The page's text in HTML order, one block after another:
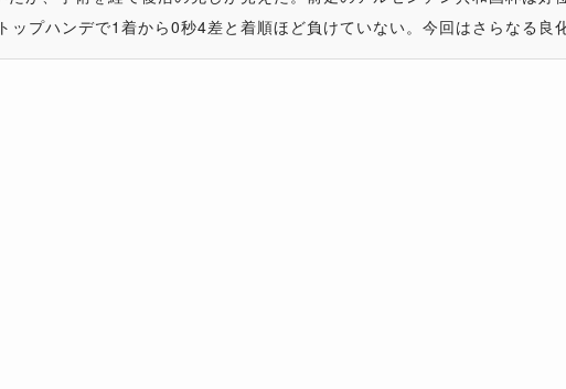
プハンデで1着から0秒4差と着順ほど負けていない。今回はさらなる良